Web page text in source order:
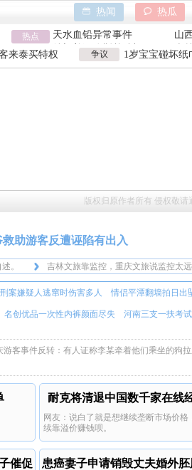
热瓜
热闻
热点
香港大埔火灾
野
天水血铅异常事件
山
特朗普泽连斯基吵架
吉
香港大埔火灾
野
天水血铅异常事件
山
来泰买特权
争议
1岁宝宝碰坏纸
元 纸巾盒碰坏
版权归原作者所有 侵权敬请
助游客反遭诬陷有出入
月了，理性看待，等待最终结果吧，不
能冤枉好人，也不能放过任何一个坏
人。
。
吉林文旅靠监控，重庆文旅说监控太远
了，靠证词。
吃瓜站
什么。
慢慢
本来只是双方普通公民的民事纠纷，偏
偏官方下场把事情发酵，又是拍视频又
是把事情定性为好人好事。本身两边就
词，网络再一放大，多少人的情绪就冲
着伤者一家去了，再加上现实生活估计
情绪搞到了。
吉林警
两边各说其词，这件事也发生了近一个
月了，理性看待，等待最终结果吧，不
人。
。
吉林文旅靠监控，重庆文旅说监控太远
什么。
慢慢
偏官方下场把事情发酵，又是拍视频又
是把事情定性为好人好事。本身两边就
着伤者一家去了，再加上现实生活估计
东北旅游骨折摔伤回来），估计被周边
案嫌疑人逃窜时伤害多人 情侣平潭翻墙拍日出
名创优品一次性内裤颜面尽失 河南三支一扶考
客事件反转：有人证称李某牵着他们乘坐的狗
耐克将清退中国数千家在线
网友：说白了就是想继续垄断市场价格
续靠溢价赚钱呗。
催促 患癌妻子申请销毁丈夫婚外